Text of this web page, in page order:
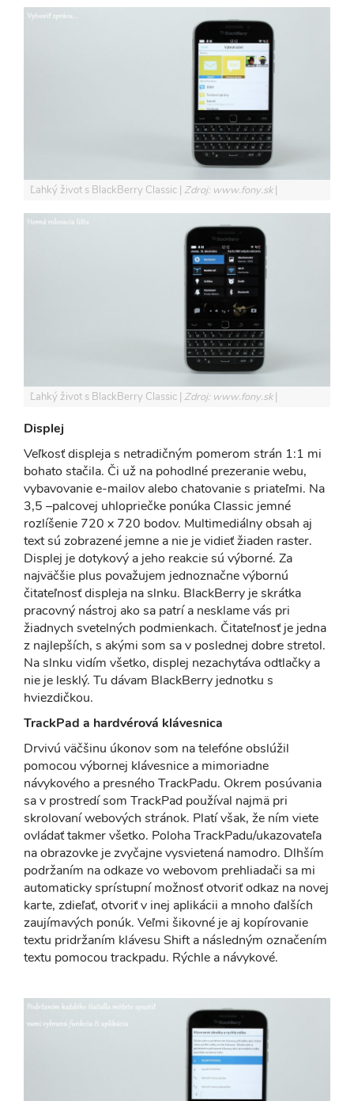
Ľahký život s BlackBerry Classic Zdroj: www.fony.sk
Ľahký život s BlackBerry Classic Zdroj: www.fony.sk
Displej
Veľkosť displeja s netradičným pomerom strán 1:1 mi
bohato stačila. Či už na pohodlné prezeranie webu,
vybavovanie e-mailov alebo chatovanie s priateľmi. Na
3,5 –palcovej uhlopriečke ponúka Classic jemné
rozlíšenie 720 x 720 bodov. Multimediálny obsah aj
text sú zobrazené jemne a nie je vidieť žiaden raster.
Displej je dotykový a jeho reakcie sú výborné. Za
najväčšie plus považujem jednoznačne výbornú
čitateľnosť displeja na slnku. BlackBerry je skrátka
pracovný nástroj ako sa patrí a nesklame vás pri
žiadnych svetelných podmienkach. Čitateľnosť je jedna
z najlepších, s akými som sa v poslednej dobre stretol.
Na slnku vidím všetko, displej nezachytáva odtlačky a
nie je lesklý. Tu dávam BlackBerry jednotku s
hviezdičkou.
TrackPad a hardvérová klávesnica
Drvivú väčšinu úkonov som na telefóne obslúžil
pomocou výbornej klávesnice a mimoriadne
návykového a presného TrackPadu. Okrem posúvania
sa v prostredí som TrackPad používal najmä pri
skrolovaní webových stránok. Platí však, že ním viete
ovládať takmer všetko. Poloha TrackPadu/ukazovateľa
na obrazovke je zvyčajne vysvietená namodro. Dlhším
podržaním na odkaze vo webovom prehliadači sa mi
automaticky sprístupní možnosť otvoriť odkaz na novej
karte, zdieľať, otvoriť v inej aplikácii a mnoho ďalších
zaujímavých ponúk. Veľmi šikovné je aj kopírovanie
textu pridržaním klávesu Shift a následným označením
textu pomocou trackpadu. Rýchle a návykové.